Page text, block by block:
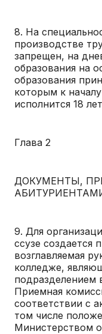
8. На
производстве
запрещен, на
образования на
образования
которым к
исполнится 18
Глава 2
ДОКУМЕНТЫ,
9. Для
ссузе создается
возглавляемая
колледже,
подразделением
Приемная
соответствии с
том числе
Министерством